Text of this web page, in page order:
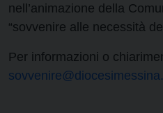
nell’animazione della
“sovvenire alle necessità
Per informazioni o